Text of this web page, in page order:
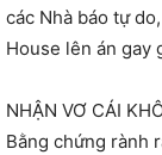
các Nhà báo tự
House lên án gay
NHẬN VƠ CÁI
Bằng chứng rành